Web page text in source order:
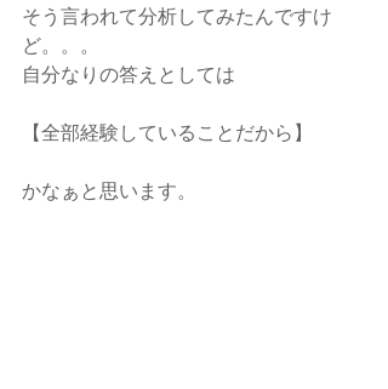
そう言われて分析してみたんですけ
ど。。。
自分なりの答えとしては
【全部経験していることだから】
かなぁと思います。